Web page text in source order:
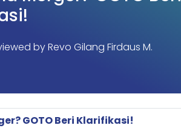
by Revo Gilang Firdaus M.
GOTO Beri Klarifikasi!